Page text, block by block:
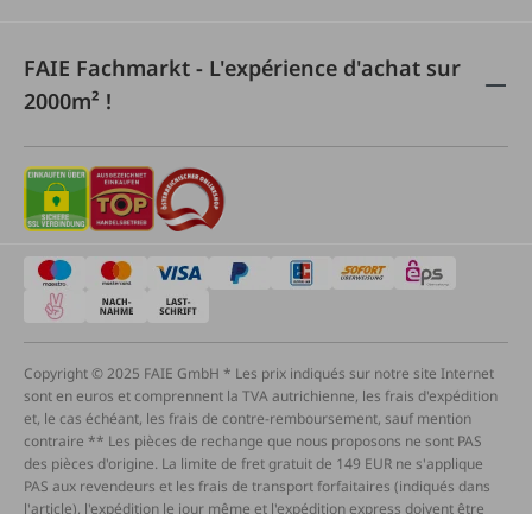
FAIE Fachmarkt - L'expérience d'achat sur
2000m² !
Copyright © 2025 FAIE GmbH * Les prix indiqués sur notre site Internet
sont en euros et comprennent la TVA autrichienne, les frais d'expédition
et, le cas échéant, les frais de contre-remboursement, sauf mention
contraire ** Les pièces de rechange que nous proposons ne sont PAS
des pièces d'origine. La limite de fret gratuit de 149 EUR ne s'applique
PAS aux revendeurs et les frais de transport forfaitaires (indiqués dans
l'article), l'expédition le jour même et l'expédition express doivent être